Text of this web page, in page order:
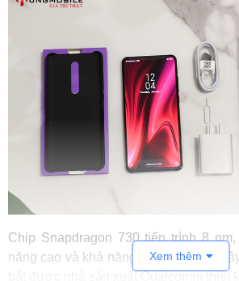
Chip Snapdragon 730 tiến trình 8
năng cao và khả năng đa nhiệm tốt.
Xem thêm